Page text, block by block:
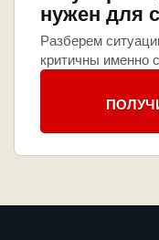
нужен для
Разберем
критичны именно